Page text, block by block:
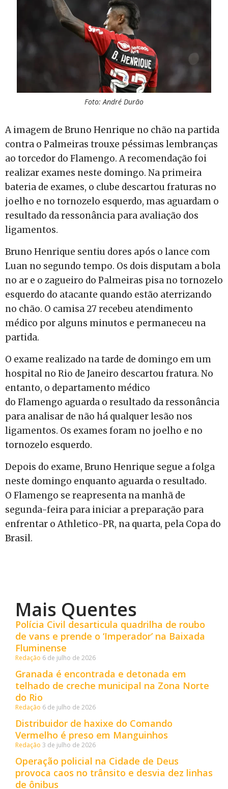
Foto: André Durão
A imagem de Bruno Henrique no chão na partida
contra o Palmeiras trouxe péssimas lembranças
ao torcedor do Flamengo. A recomendação foi
realizar exames neste domingo. Na primeira
bateria de exames, o clube descartou fraturas no
joelho e no tornozelo esquerdo, mas aguardam o
resultado da ressonância para avaliação dos
ligamentos.
Bruno Henrique sentiu dores após o lance com
Luan no segundo tempo. Os dois disputam a bola
no ar e o zagueiro do Palmeiras pisa no tornozelo
esquerdo do atacante quando estão aterrizando
no chão. O camisa 27 recebeu atendimento
médico por alguns minutos e permaneceu na
partida.
O exame realizado na tarde de domingo em um
hospital no Rio de Janeiro descartou fratura. No
entanto, o departamento médico
do Flamengo aguarda o resultado da ressonância
para analisar de não há qualquer lesão nos
ligamentos. Os exames foram no joelho e no
tornozelo esquerdo.
Depois do exame, Bruno Henrique segue a folga
neste domingo enquanto aguarda o resultado.
O Flamengo se reapresenta na manhã de
segunda-feira para iniciar a preparação para
enfrentar o Athletico-PR, na quarta, pela Copa do
Brasil.
Mais Quentes
Polícia Civil desarticula quadrilha de roubo
de vans e prende o ‘Imperador’ na Baixada
Fluminense
Redação 6 de julho de 2026
Granada é encontrada e detonada em
telhado de creche municipal na Zona Norte
do Rio
Redação 6 de julho de 2026
Distribuidor de haxixe do Comando
Vermelho é preso em Manguinhos
Redação 3 de julho de 2026
Operação policial na Cidade de Deus
provoca caos no trânsito e desvia dez linhas
de ônibus